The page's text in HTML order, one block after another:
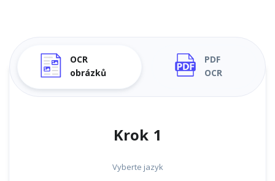
OCR
obrázků
PDF
OCR
Krok 1
Vyberte jazyk